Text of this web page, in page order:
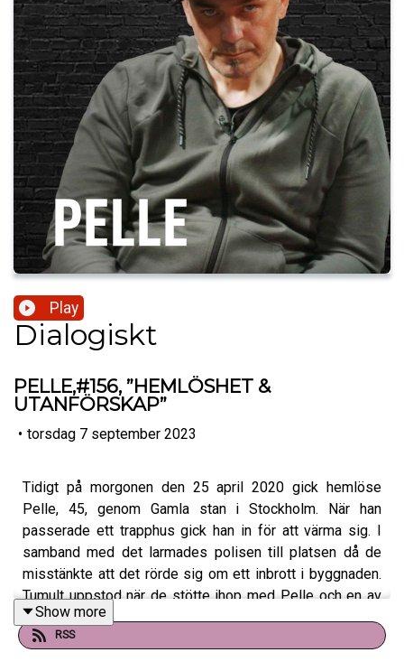
Play
Dialogiskt
PELLE,#156, ”HEMLÖSHET &
UTANFÖRSKAP”
• torsdag 7 september 2023
Tidigt på morgonen den 25 april 2020 gick hemlöse
Pelle, 45, genom Gamla stan i Stockholm. När han
passerade ett trapphus gick han in för att värma sig. I
samband med det larmades polisen till platsen då de
misstänkte att det rörde sig om ett inbrott i byggnaden.
Tumult uppstod när de stötte ihop med Pelle och en av
poliserna sköt mot honom i tron att han skulle bli
attackerad. Av skotten fick Pelle allvarliga skador i högra
Show more
RSS